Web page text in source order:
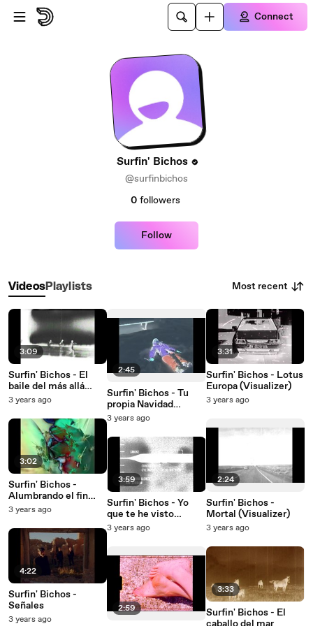
Skip to main content
Connect
Surfin' Bichos
@surfinbichos
0 followers
Follow
VideosPlaylists Most recent
3:09
Surfin' Bichos - El
baile del más allá
(Visualizer)
3 years ago
3:02
Surfin' Bichos -
Alumbrando el fin
(Visualizer)
3 years ago
4:22
Surfin' Bichos -
Señales
3 years ago
2:45
Surfin' Bichos - Tu
propia Navidad
(Visualizer)
3 years ago
3:59
Surfin' Bichos - Yo
que te he visto
(Visualizer)
3 years ago
2:59
3:31
Surfin' Bichos - Lotus
Europa (Visualizer)
3 years ago
2:24
Surfin' Bichos -
Mortal (Visualizer)
3 years ago
3:33
Surfin' Bichos - El